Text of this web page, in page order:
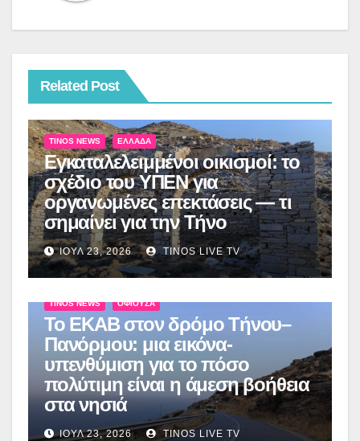
Related Post
TINOS NEWS ΕΛΛΆΔΑ
Εγκαταλελειμμένοι οικισμοί: το
σχέδιο του ΥΠΕΝ για
οργανωμένες επεκτάσεις — τι
σημαίνει για την Τήνο
ΙΟΎΛ 23, 2026 TINOS LIVE TV
TINOS NEWS ΟΦΙΟΎΣΑ
Το ΕΚΑΒ στον δρόμο Τήνου–
Πανόρμου: μια εικόνα-
υπενθύμιση για το πόσο
πολύτιμη είναι η άμεση βοήθεια
στα νησιά
ΙΟΎΛ 23, 2026 TINOS LIVE TV